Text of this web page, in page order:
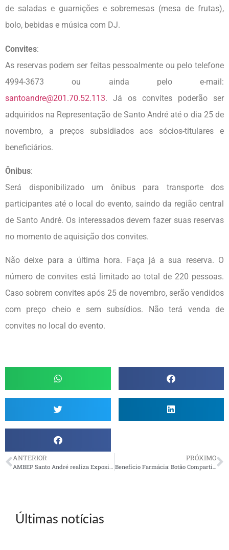
de saladas e guarnições e sobremesas (mesa de frutas),
bolo, bebidas e música com DJ.
Convites:
As reservas podem ser feitas pessoalmente ou pelo telefone
4994-3673 ou ainda pelo e-mail:
santoandre@201.70.52.113. Já os convites poderão ser
adquiridos na Representação de Santo André até o dia 25 de
novembro, a preços subsidiados aos sócios-titulares e
beneficiários.
Ônibus:
Será disponibilizado um ônibus para transporte dos
participantes até o local do evento, saindo da região central
de Santo André. Os interessados devem fazer suas reservas
no momento de aquisição dos convites.
Não deixe para a última hora. Faça já a sua reserva. O
número de convites está limitado ao total de 220 pessoas.
Caso sobrem convites após 25 de novembro, serão vendidos
com preço cheio e sem subsídios. Não terá venda de
convites no local do evento.
ANTERIOR
AMBEP Santo André realiza Exposição de Artesanato, de 24 a 28/10
PRÓXIMO
Benefício Farmácia: Botão Compartilhado orienta passo a passo para solicitação de reembolso
Últimas notícias